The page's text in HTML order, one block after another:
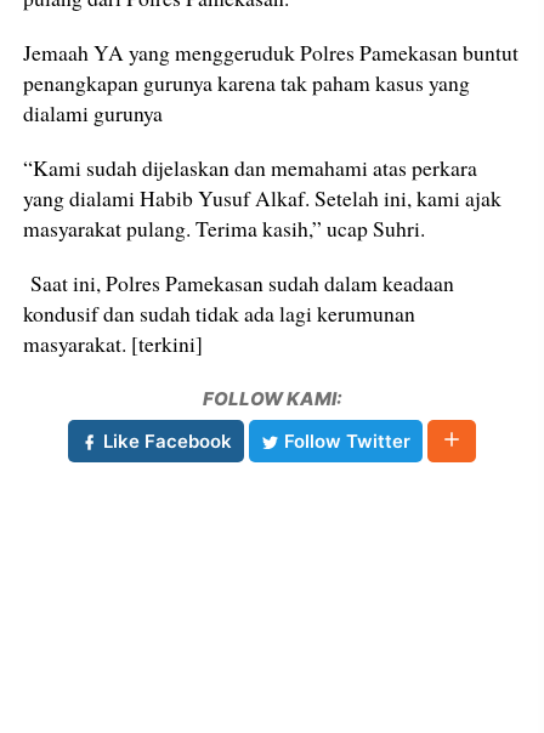
Jemaah YA yang menggeruduk Polres Pamekasan buntut
penangkapan gurunya karena tak paham kasus yang
dialami gurunya
“Kami sudah dijelaskan dan memahami atas perkara
yang dialami Habib Yusuf Alkaf. Setelah ini, kami ajak
masyarakat pulang. Terima kasih,” ucap Suhri.
Saat ini, Polres Pamekasan sudah dalam keadaan
kondusif dan sudah tidak ada lagi kerumunan
masyarakat. [terkini]
FOLLOW KAMI:
Like Facebook
Follow Twitter